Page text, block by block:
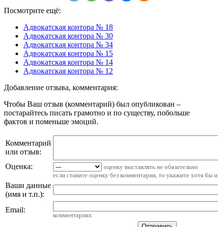
Посмотрите ещё:
Адвокатская контора № 18
Адвокатская контора № 30
Адвокатская контора № 34
Адвокатская контора № 15
Адвокатская контора № 14
Адвокатская контора № 12
Добавление отзыва, комментария:
Чтобы Ваш отзыв (комментарий) был опубликован –
постарайтесь писать грамотно и по существу, побольше
фактов и поменьше эмоций.
Комментарий
или отзыв:
Оценка:
оценку выставлять не обязательно
если ставите оценку без комментария, то укажите хотя бы
Ваши данные
(имя и т.п.):
Email:
комментариях